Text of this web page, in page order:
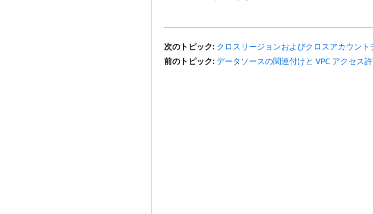
次のトピック: クロスリージョンおよびクロスアカウント
前のトピック: データソースの関連付けと VPC アクセス